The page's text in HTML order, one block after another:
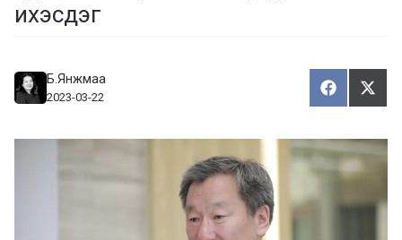
ихэсдэг
Б.Янжмаа
2023-03-22
Х
у
а
а
л
а
Т
ү
э
э